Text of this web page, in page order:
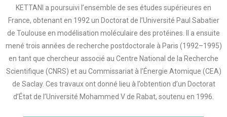
KETTANI a poursuivi l’ensemble de ses études supérieures en
France, obtenant en 1992 un Doctorat de l’Université Paul Sabatier
de Toulouse en modélisation moléculaire des protéines. Il a ensuite
mené trois années de recherche postdoctorale à Paris (1992–1995)
en tant que chercheur associé au Centre National de la Recherche
Scientifique (CNRS) et au Commissariat à l’Énergie Atomique (CEA)
de Saclay. Ces travaux ont donné lieu à l’obtention d’un Doctorat
d’État de l’Université Mohammed V de Rabat, soutenu en 1996.